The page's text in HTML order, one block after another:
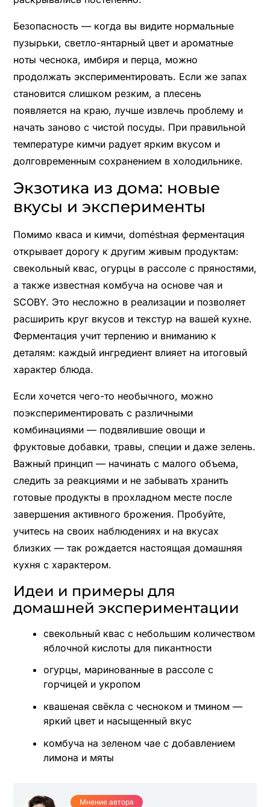
Безопасность — когда вы видите нормальные
пузырьки, светло-янтарный цвет и ароматные
ноты чеснока, имбиря и перца, можно
продолжать экспериментировать. Если же запах
становится слишком резким, а плесень
появляется на краю, лучше извлечь проблему и
начать заново с чистой посуды. При правильной
температуре кимчи радует ярким вкусом и
долговременным сохранением в холодильнике.
Экзотика из дома: новые
вкусы и эксперименты
Помимо кваса и кимчи, doméstная ферментация
открывает дорогу к другим живым продуктам:
свекольный квас, огурцы в рассоле с пряностями,
а также известная комбуча на основе чая и
SCOBY. Это несложно в реализации и позволяет
расширить круг вкусов и текстур на вашей кухне.
Ферментация учит терпению и вниманию к
деталям: каждый ингредиент влияет на итоговый
характер блюда.
Если хочется чего-то необычного, можно
поэкспериментировать с различными
комбинациями — подвялившие овощи и
фруктовые добавки, травы, специи и даже зелень.
Важный принцип — начинать с малого объема,
следить за реакциями и не забывать хранить
готовые продукты в прохладном месте после
завершения активного брожения. Пробуйте,
учитесь на своих наблюдениях и на вкусах
близких — так рождается настоящая домашняя
кухня с характером.
Идеи и примеры для
домашней экспериментации
свекольный квас с небольшим количеством
яблочной кислоты для пикантности
огурцы, маринованные в рассоле с
горчицей и укропом
квашеная свёкла с чесноком и тмином —
яркий цвет и насыщенный вкус
комбуча на зеленом чае с добавлением
лимона и мяты
Мнение автора